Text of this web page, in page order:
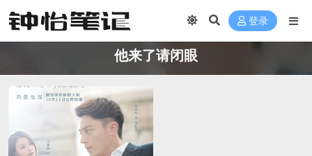
登录
他来了请闭眼